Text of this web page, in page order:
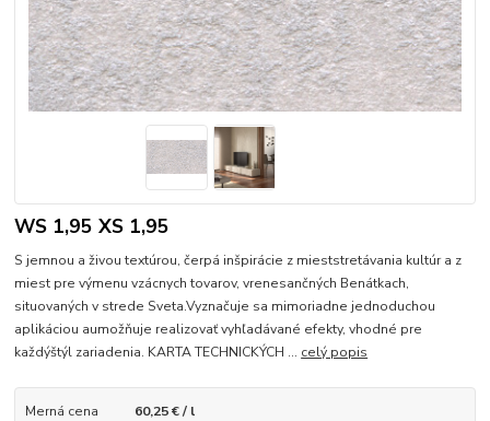
WS 1,95 XS 1,95
S jemnou a živou textúrou, čerpá inšpirácie z mieststretávania kultúr a z
miest pre výmenu vzácnych tovarov, vrenesančných Benátkach,
situovaných v strede Sveta.Vyznačuje sa mimoriadne jednoduchou
aplikáciou aumožňuje realizovať vyhľadávané efekty, vhodné pre
každýštýl zariadenia. KARTA TECHNICKÝCH ... celý popis
Merná cena
60,25 € / l